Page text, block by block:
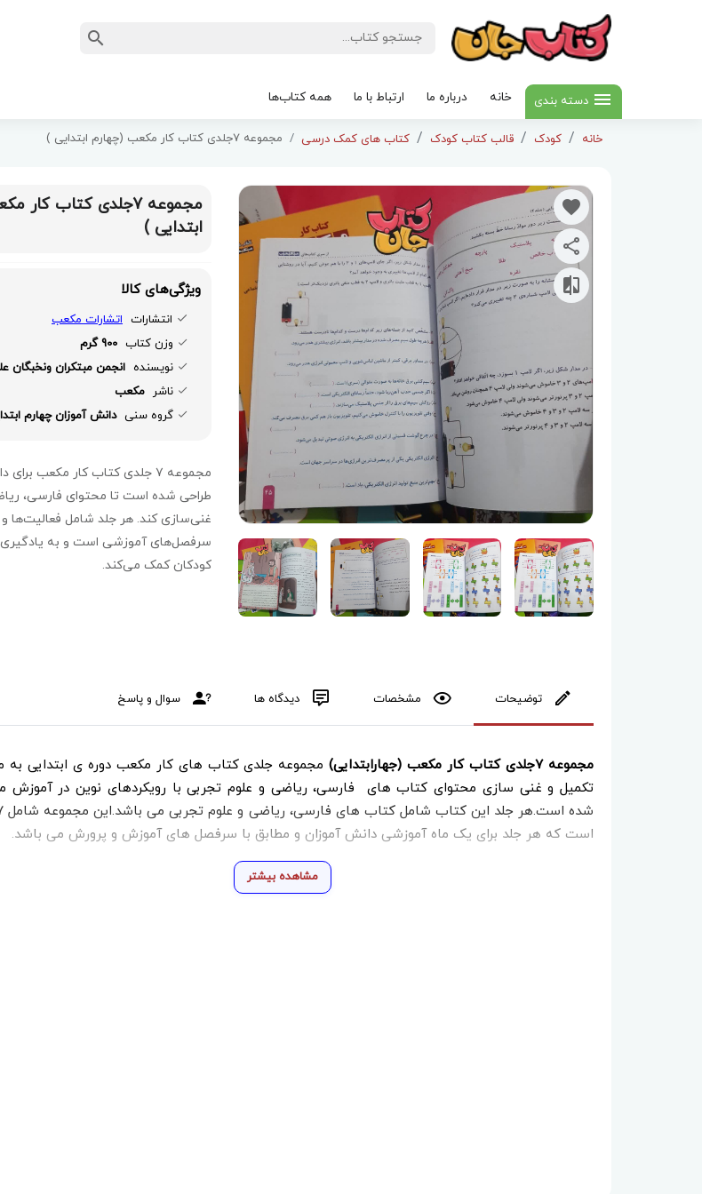
دسته بندی خانه درباره ما ارتباط با ما همه کتاب‌ها
خانه کودک قالب کتاب کودک کتاب های کمک درسی مجموعه 7جلدی کتاب کار مکعب (چهارم ابتدایی )
مجموعه 7جلدی کتاب
ابتدایی )
ویژگی‌های کالا
انتشارات اتشارات مکعب
وزن کتاب 900 گرم
نویسنده انجمن مبتکران ونخبگان
ناشر مکعب
گروه سنی دانش آموزان چهارم
مجموعه ۷ جلدی کتاب کار مکعب
طراحی شده است تا محتوای فارسی،
غنی‌سازی کند. هر جلد شامل فعالیت‌ها
سرفصل‌های آموزشی است و به یادگیری
کودکان کمک می‌کند.
توضیحات مشخصات دیدگاه ها سوال و پاسخ
مجموعه ۷جلدی کتاب کار مکعب (جهارابتدایی)
مجموعه جلدی کتاب های کار مکعب دوره ی ابتدایی به
تکمیل و غنی سازی محتوای کتاب های فارسی، ریاضی و علوم تجربی با رویکردهای نوین در آموزش
است که هر جلد برای یک ماه آموزشی دانش آموزان و مطابق با سرفصل های آموزش و پرورش می باشد.
مشاهده بیشتر